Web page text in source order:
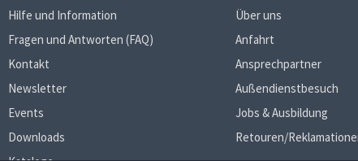
Hilfe und Information
Fragen und Antworten (FAQ)
Kontakt
Newsletter
Events
Downloads
Über uns
Anfahrt
Ansprechpartner
Außendienstbesuch
Jobs & Ausbildung
Retouren/